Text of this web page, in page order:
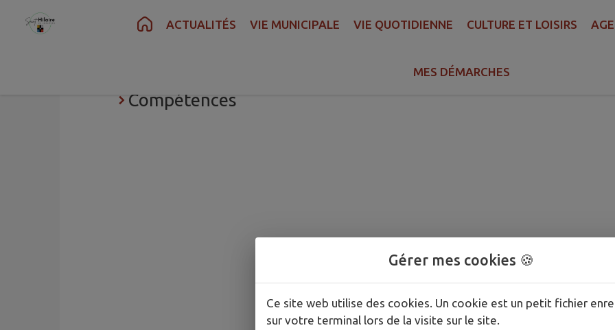
Contenu Recherche Pied de page
ACTUALITÉS VIE MUNICIPALE VIE QUOTIDIENNE CULTURE ET LOISIRS
MES DÉMARCHES
Compétences
Gérer mes cookies 🍪
Ce site web utilise des cookies. Un cookie est un petit fichier
sur votre terminal lors de la visite sur le site.